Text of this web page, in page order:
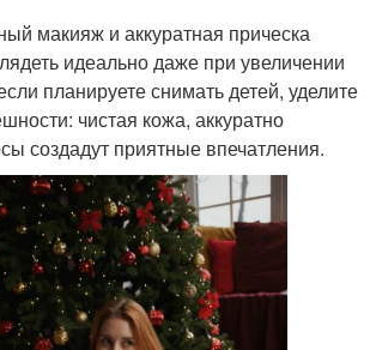
макияж и аккуратная прическа
идеально даже при увеличении
планируете снимать детей, уделите
чистая кожа, аккуратно
создадут приятные впечатления.